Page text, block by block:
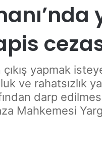
yapmak
ve rahatsızlık
darp
Mahkemesi